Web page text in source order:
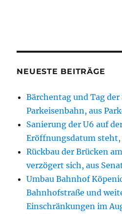
NEUESTE BEITRÄGE
Bärchentag und Tag der
Parkeisenbahn, aus
Sanierung der U6 auf
Eröffnungsdatum steht,
Rückbau der Brücken
verzögert sich, aus
Umbau Bahnhof
Bahnhofstraße und
Einschränkungen im